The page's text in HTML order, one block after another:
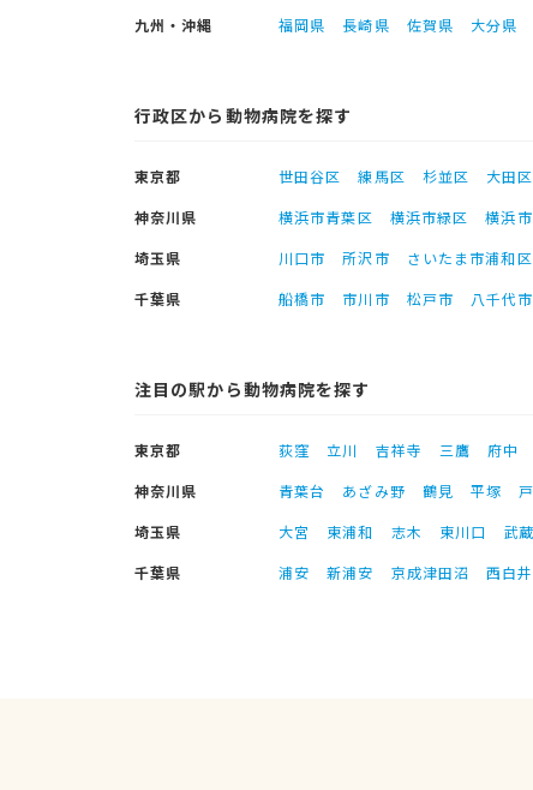
九州・沖縄
福岡県 長崎県 佐賀県 大分県
行政区から動物病院を探す
東京都 世田谷区 練馬区 杉並区 大田区
神奈川県
横浜市青葉区 横浜市緑区 横浜
埼玉県
川口市 所沢市 さいたま市浦和区
千葉県
船橋市 市川市 松戸市 八千代市
注目の駅から動物病院を探す
東京都 荻窪 立川 吉祥寺 三鷹 府中
神奈川県
青葉台 あざみ野 鶴見 平塚
埼玉県
大宮 東浦和 志木 東川口 武
千葉県
浦安 新浦安 京成津田沼 西白井